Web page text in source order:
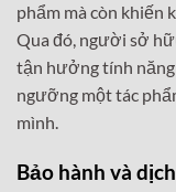
phẩm mà còn khiến
Qua đó, người sở
tận hưởng tính năng
ngưỡng một tác
mình.
Bảo hành và